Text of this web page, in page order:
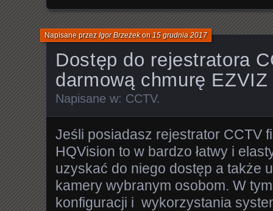
Dostęp do rejestratora
darmową chmurę
Napisane przezIgor Brzeżekon15 grudnia 2017
Napisane w: CCTV.
Jeśli posiadasz rejestrator CCTV
HQVision to w bardzo łatwy i
uzyskać do niego dostęp a także
kamery wybranym osobom. W
konfiguracji i wykorzystania